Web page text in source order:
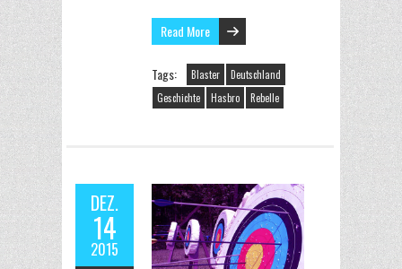
Read More
Tags: Blaster
Deutschland
Geschichte
Hasbro Rebelle
DEZ.
14
2015